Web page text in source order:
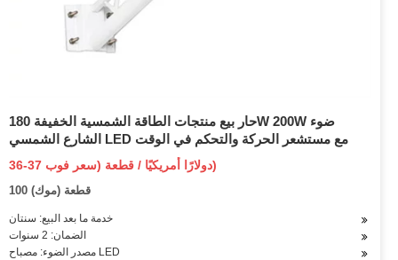
حار بيع منتجات الطاقة الشمسية الخفيفة 180W 200W ضوء
الشارع الشمسي LED مع مستشعر الحركة والتحكم في الوقت
36-37 دولارًا أمريكيًا / قطعة (سعر فوب)
100 قطعة (موك)
خدمة ما بعد البيع: سنتان
الضمان: 2 سنوات
مصدر الضوء: مصباح LED